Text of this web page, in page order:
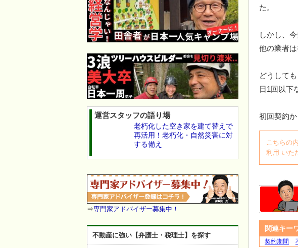
た。
しかし、
他の業者
どうして
日1回以下
初回契約
こちらの
利用 いた
関連キー
契約期間
運営スタッフの語り場
老朽化した空き家を建て替えで
再活用！老朽化・自然災害に対
する備え
⇒専門家アドバイザー募集中！
不動産に強い【弁護士・税理士】を探す